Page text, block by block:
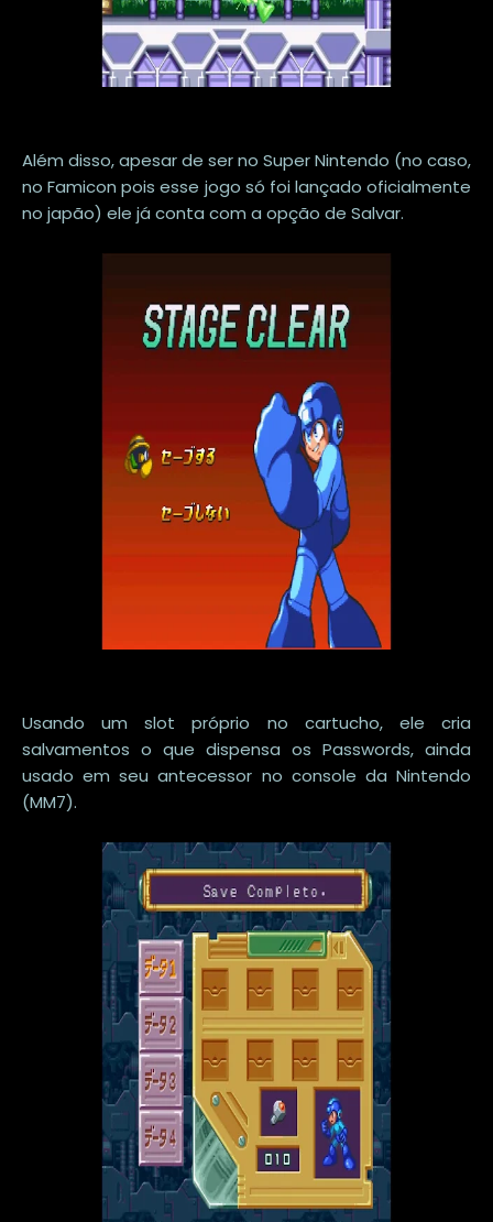
Além disso, apesar de ser no Super Nintendo (no caso,
no Famicon pois esse jogo só foi lançado oficialmente
no japão) ele já conta com a opção de Salvar.
Usando um slot próprio no cartucho, ele cria
salvamentos o que dispensa os Passwords, ainda
usado em seu antecessor no console da Nintendo
(MM7).